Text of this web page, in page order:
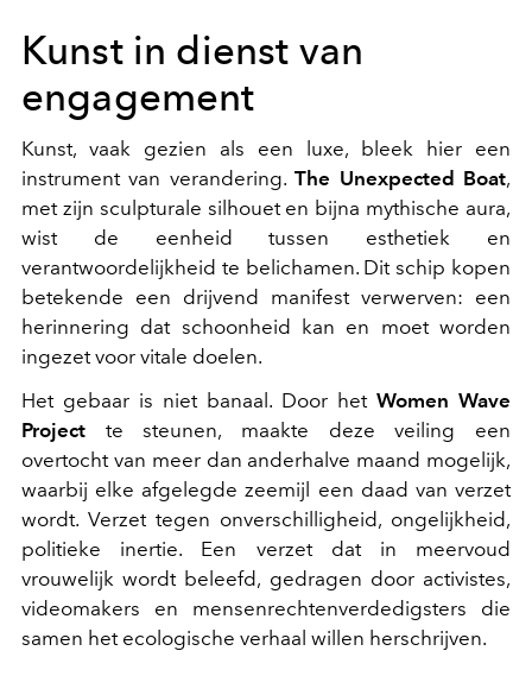
Kunst in dienst van
engagement
Kunst, vaak gezien als een luxe, bleek hier een
instrument van verandering.The Unexpected Boat,
met zijn sculpturale silhouet en bijna mythische aura,
wist de eenheid tussen esthetiek en
verantwoordelijkheid te belichamen. Dit schip kopen
betekende een drijvend manifest verwerven: een
herinnering dat schoonheid kan en moet worden
ingezet voor vitale doelen.
Het gebaar is niet banaal. Door het Women Wave
Project te steunen, maakte deze veiling een
overtocht van meer dan anderhalve maand mogelijk,
waarbij elke afgelegde zeemijl een daad van verzet
wordt. Verzet tegen onverschilligheid, ongelijkheid,
politieke inertie. Een verzet dat in meervoud
vrouwelijk wordt beleefd, gedragen door activistes,
videomakers en mensenrechtenverdedigsters die
samen het ecologische verhaal willen herschrijven.